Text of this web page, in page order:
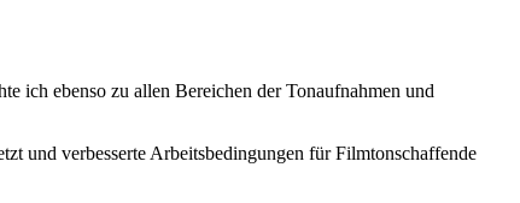
ich ebenso zu allen Bereichen der Tonaufnahmen und
und verbesserte Arbeitsbedingungen für Filmtonschaffende